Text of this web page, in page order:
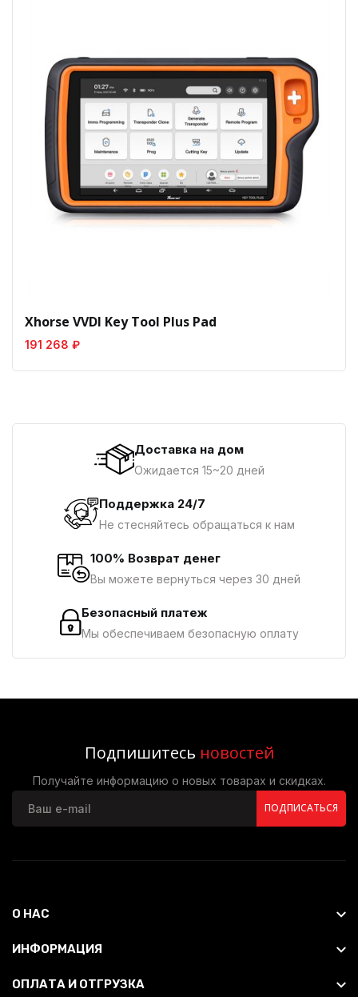
Xhorse VVDI Key Tool Plus Pad
191 268 ₽
Доставка на дом
Ожидается 15~20 дней
Поддержка 24/7
Не стесняйтесь обращаться к нам
100% Возврат денег
Вы можете вернуться через 30 дней
Безопасный платеж
Мы обеспечиваем безопасную оплату
Подпишитесь новостей
Получайте информацию о новых товарах и скидках.
ПОДПИСАТЬСЯ
О НАС
ИНФОРМАЦИЯ
ОПЛАТА И ОТГРУЗКА